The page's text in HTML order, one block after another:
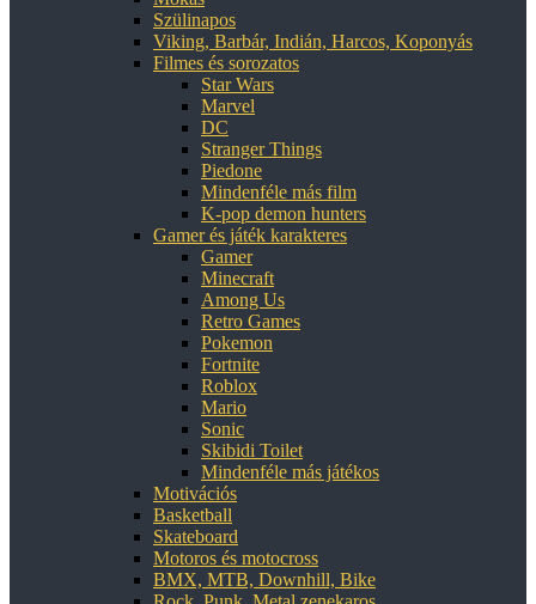
Szülinapos
Viking, Barbár, Indián, Harcos, Koponyás
Filmes és sorozatos
Star Wars
Marvel
DC
Stranger Things
Piedone
Mindenféle más film
K-pop demon hunters
Gamer és játék karakteres
Gamer
Minecraft
Among Us
Retro Games
Pokemon
Fortnite
Roblox
Mario
Sonic
Skibidi Toilet
Mindenféle más játékos
Motivációs
Basketball
Skateboard
Motoros és motocross
BMX, MTB, Downhill, Bike